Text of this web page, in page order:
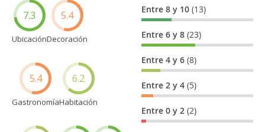
7.3
Ubicación
5.4
Decoración
5.4
Gastronomía
6.2
Habitación
Entre 8 y 10(13)
Entre 6 y 8(23)
Entre 4 y 6(8)
Entre 2 y 4(5)
Entre 0 y 2(2)